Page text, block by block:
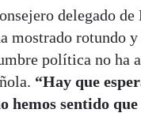
delegado de
mostrado rotundo
política no ha
“Hay que
hemos sentido que